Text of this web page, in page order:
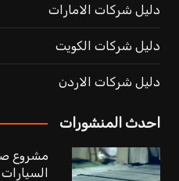
دليل شركات الامارات
دليل شركات الكويت
دليل شركات الاردن
احدث المنشورات
مشروع
السيارات